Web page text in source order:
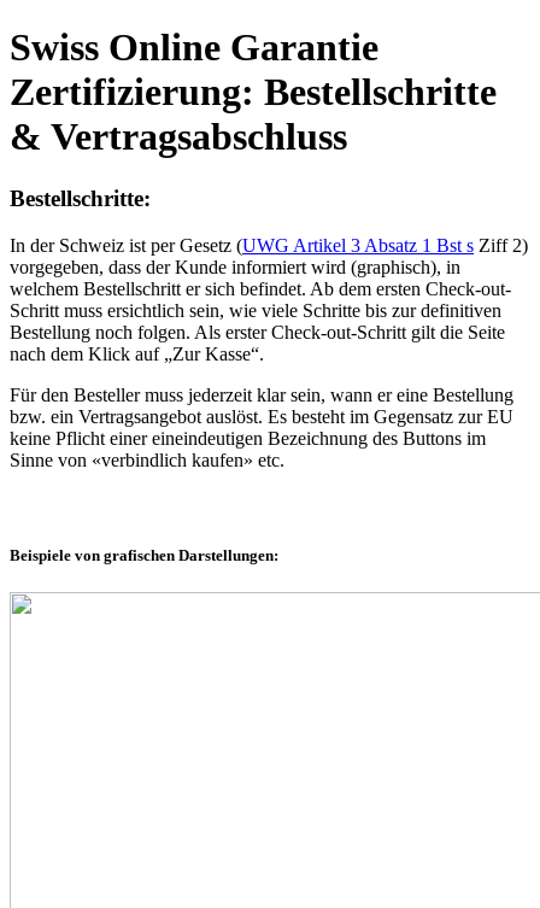
Swiss Online Garantie
Zertifizierung: Bestellschritte
& Vertragsabschluss
Bestellschritte:
In der Schweiz ist per Gesetz (UWG Artikel 3 Absatz 1 Bst s Ziff 2)
vorgegeben, dass der Kunde informiert wird (graphisch), in
welchem Bestellschritt er sich befindet. Ab dem ersten Check-out-
Schritt muss ersichtlich sein, wie viele Schritte bis zur definitiven
Bestellung noch folgen. Als erster Check-out-Schritt gilt die Seite
nach dem Klick auf „Zur Kasse“.
Für den Besteller muss jederzeit klar sein, wann er eine Bestellung
bzw. ein Vertragsangebot auslöst. Es besteht im Gegensatz zur EU
keine Pflicht einer eineindeutigen Bezeichnung des Buttons im
Sinne von «verbindlich kaufen» etc.
Beispiele von grafischen Darstellungen: